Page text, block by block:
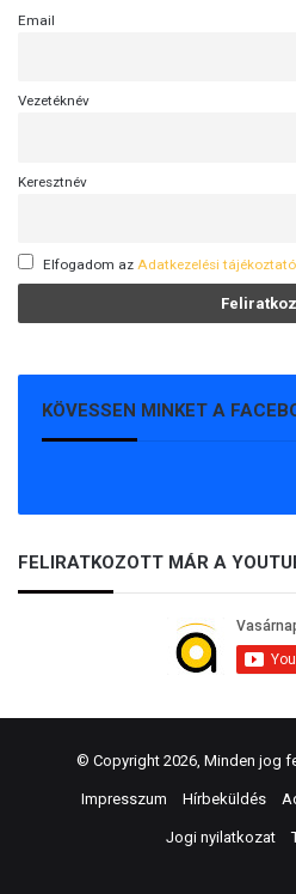
Email
Vezetéknév
Keresztnév
Elfogadom az Adatkezelési
KÖVESSEN MINKET A
FELIRATKOZOTT MÁR A
© Copyright 2026, Minden jog
Impresszum Hírbeküldés
Jogi nyilatkozat